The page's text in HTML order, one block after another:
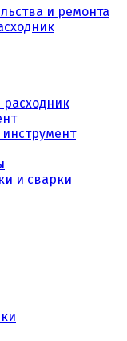
и ремонта
и сварки